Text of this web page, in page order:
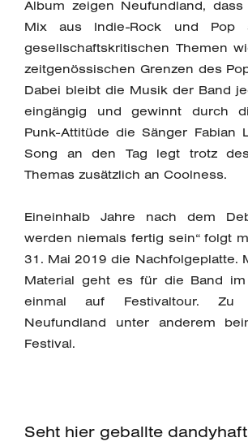
Album zeigen Neufundland,
Mix aus Indie-Rock und Pop
gesellschaftskritischen Themen
zeitgenössischen Grenzen des
Dabei bleibt die Musik der Band
eingängig und gewinnt durch
Punk-Attitüde die Sänger Fabian
Song an den Tag legt trotz
Themas zusätzlich an Coolness.
Eineinhalb Jahre nach dem
werden niemals fertig sein“ folgt
31. Mai 2019 die Nachfolgeplatte.
Material geht es für die Band
einmal auf Festivaltour. Zu
Neufundland unter anderem
Festival.
Seht hier geballte